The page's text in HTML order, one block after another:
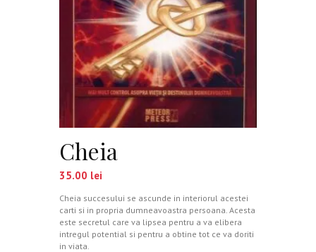
Cheia
35.00 lei
Cheia succesului se ascunde in interiorul acestei
carti si in propria dumneavoastra persoana. Acesta
este secretul care va lipsea pentru a va elibera
intregul potential si pentru a obtine tot ce va doriti
in viata.